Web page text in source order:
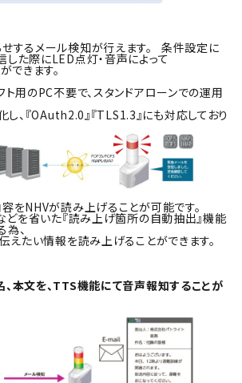
せするメール検知が行えます。 条件設定に
た際にLED点灯・音声によって
できます。
ト用のPC不要で、スタンドアローンでの運用
、『OAuth2.0』『TLS1.3』にも対応しており
をNHVが読み上げることが可能です。
を省いた『読み上げ箇所の自動抽出』機能
、
えたい情報を読み上げることができます。
、本文を、TTS機能にて音声報知することが